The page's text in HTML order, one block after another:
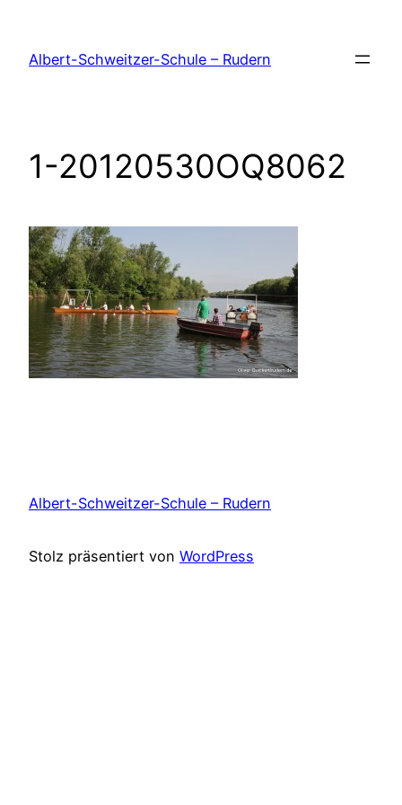
springen
Albert-Schweitzer-Schule – Rudern
1-20120530OQ8062
Albert-Schweitzer-Schule – Rudern
Stolz präsentiert von WordPress